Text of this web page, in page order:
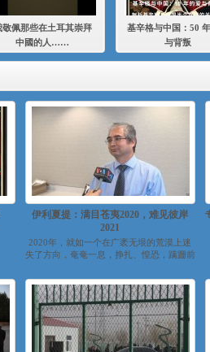
满目苍夷2020，难见彼岸2021
敬佩那些在土耳其崇拜
中國的人……
基辛格与中国：50
与背叛
伊利夏提：满目苍夷2020，难见彼岸
2021
2020年，就如一个在广袤无垠的荒漠上迷
失了方向，奄奄一息，挣扎、惶恐，蹒跚前